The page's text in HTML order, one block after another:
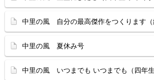
中里の風 自分の最高傑作をつくります（
中里の風 夏休み号
中里の風 いつまでも いつまでも（四年生